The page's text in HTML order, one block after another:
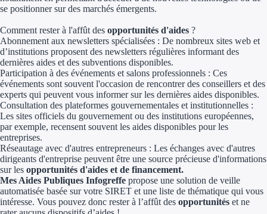
Aides Région
Aides Région
Aides Région
Outre-mer
Aides Région
Aides Région
Aides Région
se positionner sur des marchés émergents.
Comment rester à l'affût des opportunités d'aides ?
Abonnement aux newsletters spécialisées : De nombreux sites web et
d’institutions proposent des newsletters régulières informant des
dernières aides et des subventions disponibles.
Participation à des événements et salons professionnels : Ces
événements sont souvent l'occasion de rencontrer des conseillers et des
experts qui peuvent vous informer sur les dernières aides disponibles.
Consultation des plateformes gouvernementales et institutionnelles :
Les sites officiels du gouvernement ou des institutions européennes,
par exemple, recensent souvent les aides disponibles pour les
entreprises.
Réseautage avec d'autres entrepreneurs : Les échanges avec d'autres
dirigeants d'entreprise peuvent être une source précieuse d'informations
sur les opportunités d'aides et de financement.
Mes Aides Publiques Infogreffe propose une solution de veille
automatisée basée sur votre SIRET et une liste de thématique qui vous
intéresse. Vous pouvez donc rester à l’affût des opportunités et ne